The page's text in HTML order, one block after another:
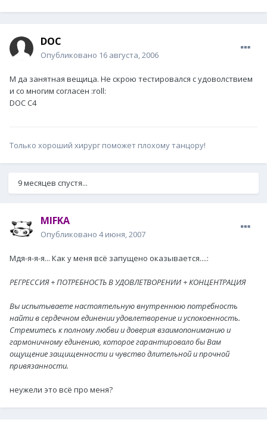
DOC
Опубликовано 16 августа, 2006
М да занятная вещица. Не скрою тестировался с удоволствием
и со многим согласен :roll:
DOC C4
Только хороший хирург поможет плохому танцору!
9 месяцев спустя...
MIFKA
Опубликовано 4 июня, 2007
Мдя-я-я-я... Как у меня всё запущено оказывается....:
РЕГРЕССИЯ + ПОТРЕБНОСТЬ В УДОВЛЕТВОРЕНИИ + КОНЦЕНТРАЦИЯ
Вы испытываете настоятельную внутреннюю потребность
найти в сердечном единении удовлетворение и успокоенность.
Стремитесь к полному любви и доверия взаимопониманию и
гармоничному единению, которое гарантировало бы Вам
ощущение защищенности и чувство длительной и прочной
привязанности.
неужели это всё про меня?